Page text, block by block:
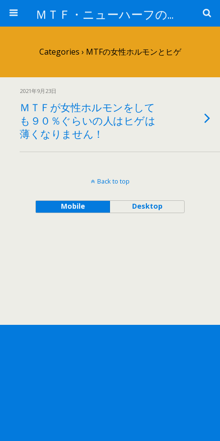
ＭＴＦ・ニューハーフの女子力アップと変身後の処世術！！
Categories › MTFの女性ホルモンとヒゲ
2021年9月23日
ＭＴＦが女性ホルモンをして
も９０％ぐらいの人はヒゲは
薄くなりません！
Back to top
Mobile Desktop